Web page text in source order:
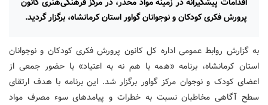
پرورش فکری کودکان و نوجوانان گواور استان کرمانشاه، برگزار گردید.
به گزارش روابط عمومی اداره کل کانون پرورش فکری کودکان و نوجوانان
استان کرمانشاه، برنامه «همه با هم نه به اعتیاد» با حضور جمعی از
اعضای کودک و نوجوان مرکز گواور برگزار شد. این برنامه با هدف ارتقای
سطح آگاهی مخاطبان نسبت به خطرات و پیامدهای سوء مصرف مواد